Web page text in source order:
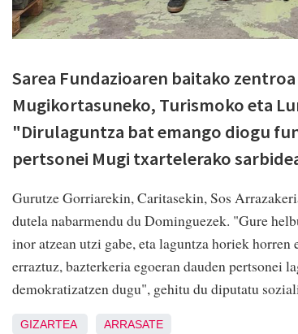
Sarea Fundazioaren baitako
Mugikortasuneko, Turismoko eta
"Dirulaguntza bat emango diogu
pertsonei Mugi txartelerako
Gurutze Gorriarekin, Caritasekin, Sos
dutela nabarmendu du Dominguezek. "Gure
inor atzean utzi gabe, eta laguntza horiek
erraztuz, bazterkeria egoeran dauden pertsonei
demokratizatzen dugu", gehitu du diputatu
GIZARTEA ARRASATE